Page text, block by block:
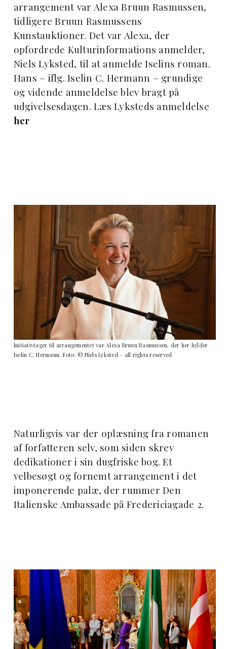
arrangement var Alexa Bruun Rasmussen,
tidligere Bruun Rasmussens
Kunstauktioner. Det var Alexa, der
opfordrede Kulturinformations anmelder,
Niels Lyksted, til at anmelde Iselins roman.
Hans – iflg. Iselin C. Hermann – grundige
og vidende anmeldelse blev bragt på
udgivelsesdagen. Læs Lyksteds anmeldelse
her
Initiativtager til arrangementet var Alexa Bruun Rasmussen, der her hylder
Iselin C. Hermann. Foto: © Niels Lyksted – all rights reserved
Naturligvis var der oplæsning fra romanen
af forfatteren selv, som siden skrev
dedikationer i sin dugfriske bog. Et
velbesøgt og fornemt arrangement i det
imponerende palæ, der rummer Den
Italienske Ambassade på Fredericiagade 2.